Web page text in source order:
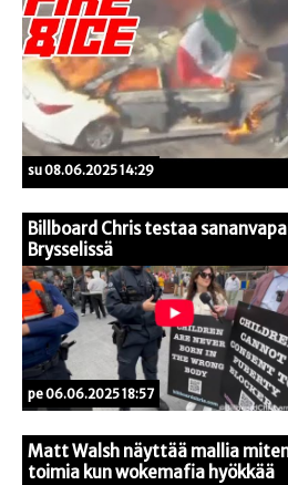
su 08.06.2025 14:29
Billboard Chris testaa
Brysselissä
pe 06.06.2025 18:57
Matt Walsh näyttää mallia
toimia kun wokemafia hyökkää